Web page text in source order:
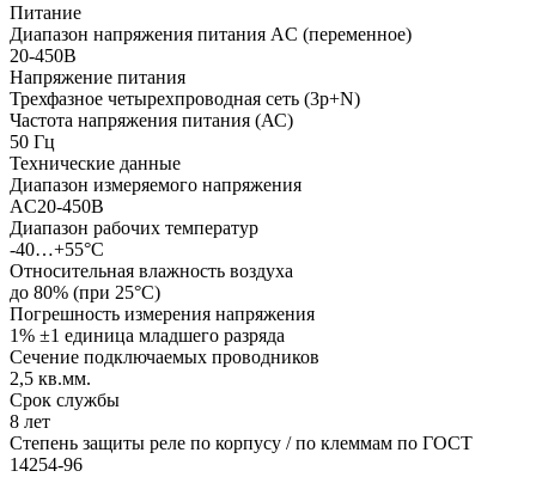
Питание
Диапазон напряжения питания AC (переменное)
20-450В
Напряжение питания
Трехфазное четырехпроводная сеть (3p+N)
Частота напряжения питания (АС)
50 Гц
Технические данные
Диапазон измеряемого напряжения
AC20-450В
Диапазон рабочих температур
-40…+55°С
Относительная влажность воздуха
до 80% (при 25°С)
Погрешность измерения напряжения
1% ±1 единица младшего разряда
Сечение подключаемых проводников
2,5 кв.мм.
Срок службы
8 лет
Степень защиты реле по корпусу / по клеммам по ГОСТ
14254-96